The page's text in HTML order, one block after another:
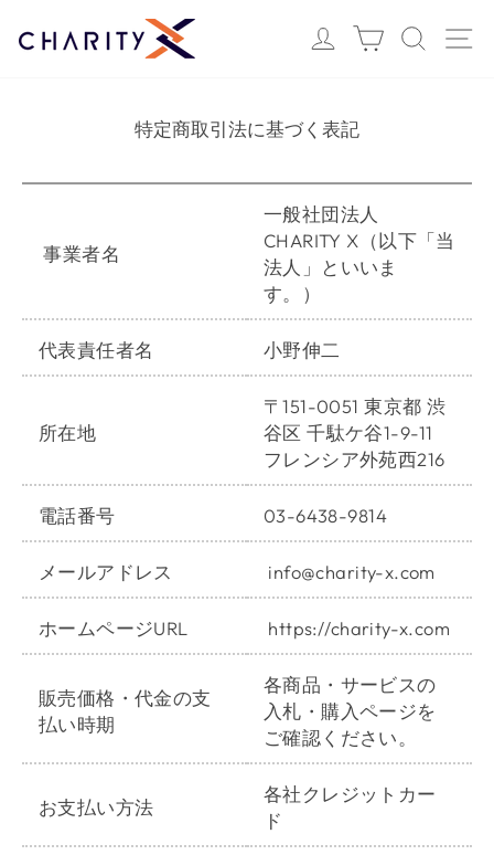
キ
Login カート 検索
特定商取引法に基づく表記
事業者名
一般社団法人
CHARITY X（以下「当
法人」といいま
す。）
代表責任者名 小野伸二
所在地
〒151-0051 東京都 渋
谷区 千駄ケ谷1-9-11
フレンシア外苑西216
電話番号 03-6438-9814
メールアドレス info@charity-x.com
ホームページURL https://charity-x.com
販売価格・代金の支
払い時期
各商品・サービスの
入札・購入ページを
ご確認ください。
お支払い方法
各社クレジットカー
ド